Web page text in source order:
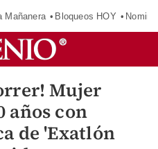
Mañanera Bloqueos HOY
Mujer
años con
de 'Exatlón